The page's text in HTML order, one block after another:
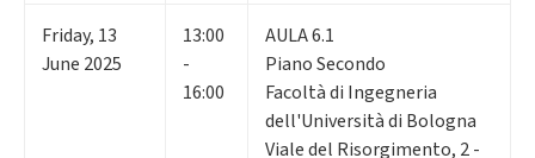
Friday, 13
June 2025
13:00
-
16:00
AULA 6.1
Piano Secondo
Facoltà di Ingegneria
dell'Università di Bologna
Viale del Risorgimento, 2 -